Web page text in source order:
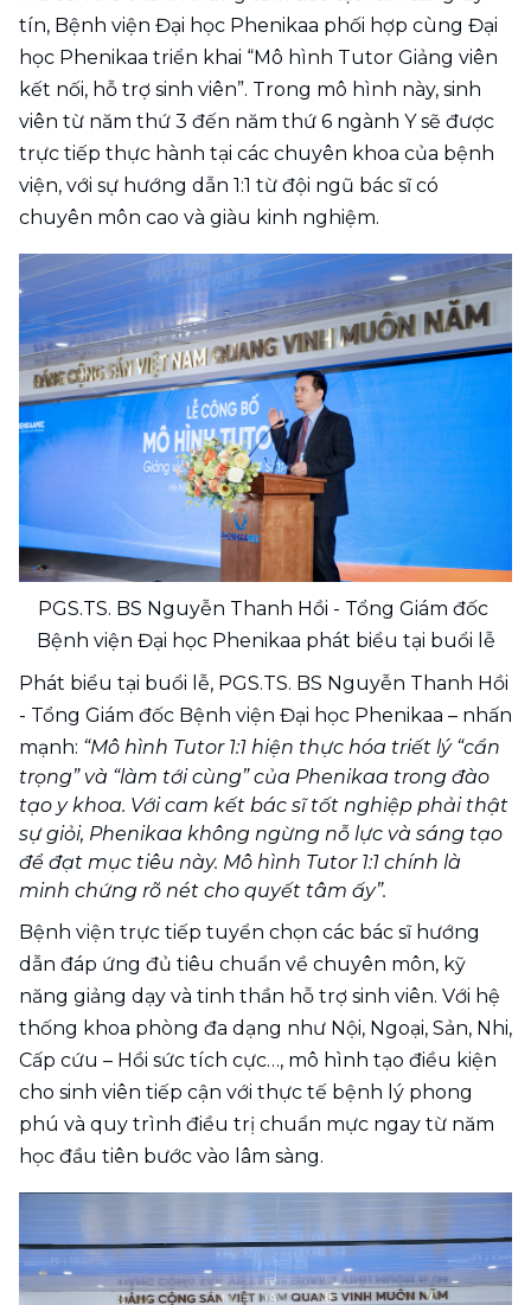
tín, Bệnh viện Đại học Phenikaa phối hợp cùng Đại
học Phenikaa triển khai “Mô hình Tutor Giảng viên
kết nối, hỗ trợ sinh viên”. Trong mô hình này, sinh
viên từ năm thứ 3 đến năm thứ 6 ngành Y sẽ được
trực tiếp thực hành tại các chuyên khoa của bệnh
viện, với sự hướng dẫn 1:1 từ đội ngũ bác sĩ có
chuyên môn cao và giàu kinh nghiệm.
PGS.TS. BS Nguyễn Thanh Hồi - Tổng Giám đốc
Bệnh viện Đại học Phenikaa phát biểu tại buổi lễ
Phát biểu tại buổi lễ, PGS.TS. BS Nguyễn Thanh Hồi
- Tổng Giám đốc Bệnh viện Đại học Phenikaa – nhấn
mạnh: “Mô hình Tutor 1:1 hiện thực hóa triết lý “cẩn
trọng” và “làm tới cùng” của Phenikaa trong đào
tạo y khoa. Với cam kết bác sĩ tốt nghiệp phải thật
sự giỏi, Phenikaa không ngừng nỗ lực và sáng tạo
để đạt mục tiêu này. Mô hình Tutor 1:1 chính là
minh chứng rõ nét cho quyết tâm ấy”.
Bệnh viện trực tiếp tuyển chọn các bác sĩ hướng
dẫn đáp ứng đủ tiêu chuẩn về chuyên môn, kỹ
năng giảng dạy và tinh thần hỗ trợ sinh viên. Với hệ
thống khoa phòng đa dạng như Nội, Ngoại, Sản, Nhi,
Cấp cứu – Hồi sức tích cực…, mô hình tạo điều kiện
cho sinh viên tiếp cận với thực tế bệnh lý phong
phú và quy trình điều trị chuẩn mực ngay từ năm
học đầu tiên bước vào lâm sàng.